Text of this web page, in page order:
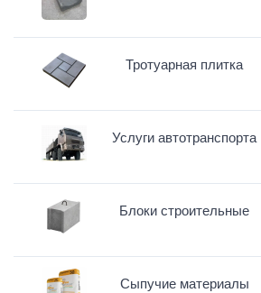
Тротуарная плитка
Услуги автотранспорта
Блоки строительные
Сыпучие материалы